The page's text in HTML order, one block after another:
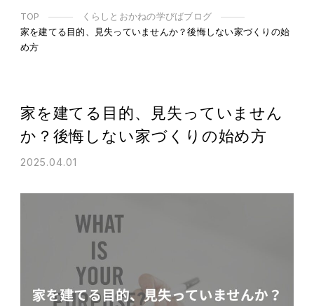
TOP
くらしとおかねの学びばブログ
家を建てる目的、見失っていませんか？後悔しない家づくりの始
め方
家を建てる目的、見失っていません
か？後悔しない家づくりの始め方
2025.04.01